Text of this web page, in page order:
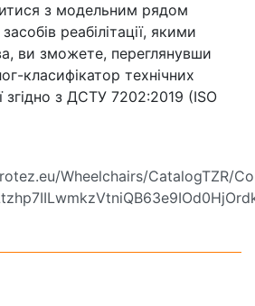
з модельним рядом
реабілітації, якими
ви зможете, переглянувши
класифікатор технічних
згідно з ДСТУ 7202:2019 (ISO
Wheelchairs/CatalogTZR/